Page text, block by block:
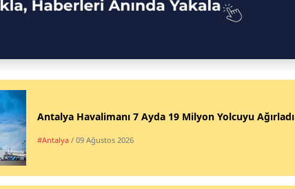
Antalya Havalimanı 7 Ayda 19 Milyon Yolcuyu Ağırladı
#Antalya / 09 Ağustos 2026